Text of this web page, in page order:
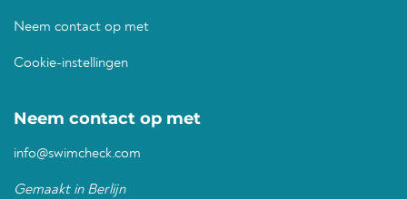
Neem contact op met
Cookie-instellingen
Neem contact op met
info@swimcheck.com
Gemaakt in Berlijn